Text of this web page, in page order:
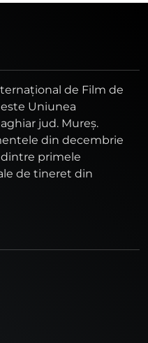
de Film de
este Uniunea
jud. Mureş.
din decembrie
dintre primele
de tineret din